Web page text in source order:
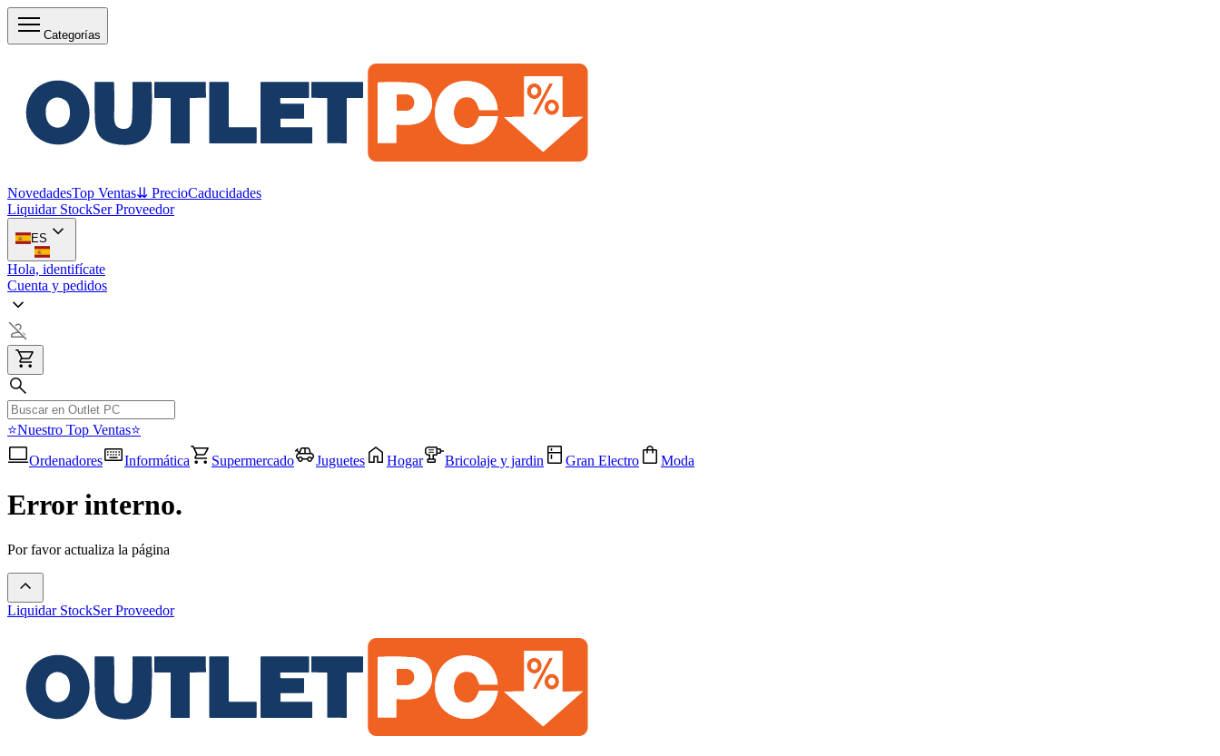
Categorías
NovedadesTop Ventas⇊ PrecioCaducidades
Liquidar StockSer Proveedor
ES
Hola, identifícate
Cuenta y pedidos
⭐Nuestro Top Ventas⭐
Ordenadores
Informática Supermercado Juguetes Hogar Bricolaje y jardin Gran Electro Moda
Error interno.
Por favor actualiza la página
Liquidar StockSer Proveedor